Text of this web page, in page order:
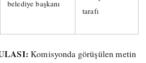
belediye başkanı
tarafı
Komisyonda görüşülen metin